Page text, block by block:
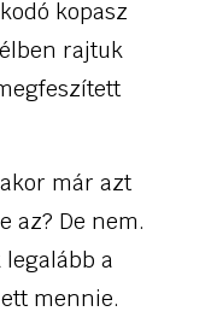
kopasz
rajtuk
már azt
az? De nem.
a
mennie.